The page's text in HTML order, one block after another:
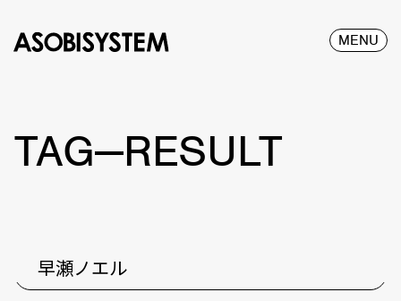
MENU
TAG—RESULT
早瀬ノエル